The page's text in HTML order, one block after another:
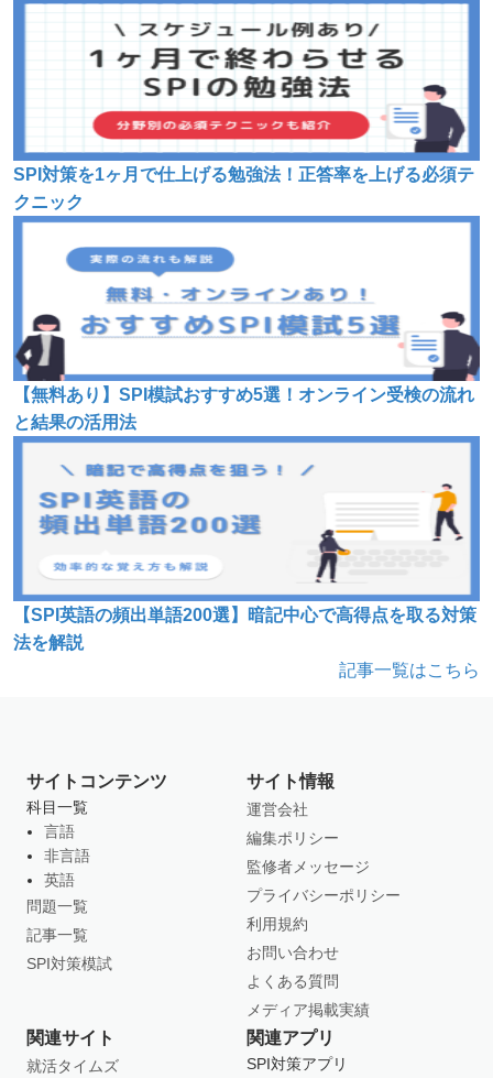
SPI対策を1ヶ月で仕上げる勉強法！正答率を上げる必須テ
クニック
【無料あり】SPI模試おすすめ5選！オンライン受検の流れ
と結果の活用法
【SPI英語の頻出単語200選】暗記中心で高得点を取る対策
法を解説
記事一覧はこちら
サイトコンテンツ
科目一覧
言語
非言語
英語
問題一覧
記事一覧
SPI対策模試
サイト情報
運営会社
編集ポリシー
監修者メッセージ
プライバシーポリシー
利用規約
お問い合わせ
よくある質問
メディア掲載実績
関連サイト
就活タイムズ
関連アプリ
SPI対策アプリ